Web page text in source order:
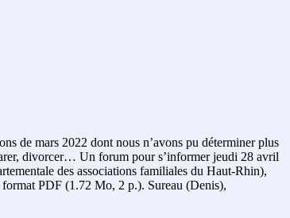
de mars 2022 dont nous n’avons pu déterminer plus
divorcer… Un forum pour s’informer jeudi 28 avril
des associations familiales du Haut-Rhin),
PDF (1.72 Mo, 2 p.). Sureau (Denis),